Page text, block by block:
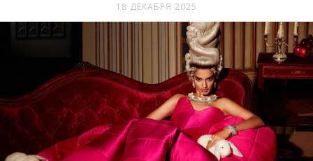
18 ДЕКАБРЯ 2025